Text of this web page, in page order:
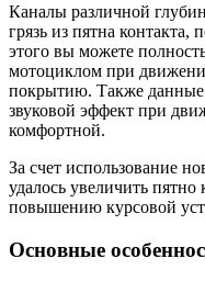
Каналы различной
грязь из пятна
этого вы можете
мотоциклом при
покрытию. Также данные
звуковой эффект при
комфортной.
За счет использование
удалось увеличить пятно
повышению курсовой
Основные